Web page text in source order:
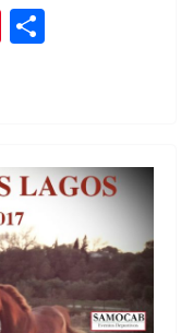
Pi
st a
rt
ir